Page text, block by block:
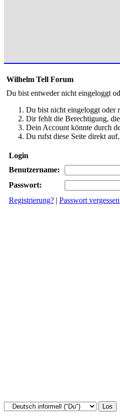
Wilhelm Tell Forum
Du bist entweder nicht eingeloggt
Du bist nicht eingeloggt oder
Dir fehlt die Berechtigung,
Dein Account könnte durch
Du rufst diese Seite direkt
Login
Benutzername:
Passwort:
Registrierung? | Passwort